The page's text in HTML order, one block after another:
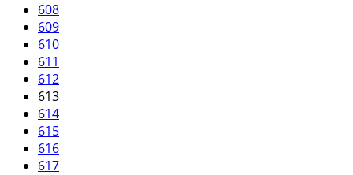
608
609
610
611
612
613
614
615
616
617